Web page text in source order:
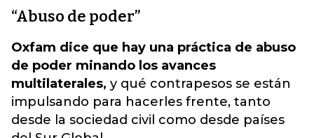
“Abuso de poder”
Oxfam dice que hay una práctica de abuso
de poder minando los avances
multilaterales, y qué contrapesos se están
impulsando para hacerles frente, tanto
desde la sociedad civil como desde países